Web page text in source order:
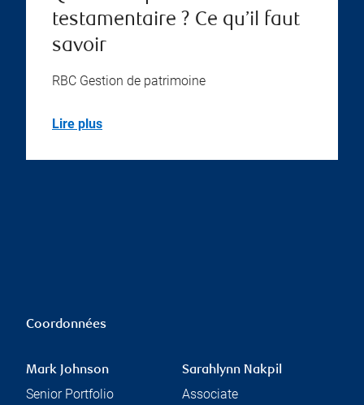
testamentaire ? Ce qu’il faut
savoir
RBC Gestion de patrimoine
Lire plus
Coordonnées
Mark Johnson
Senior Portfolio
Sarahlynn Nakpil
Associate